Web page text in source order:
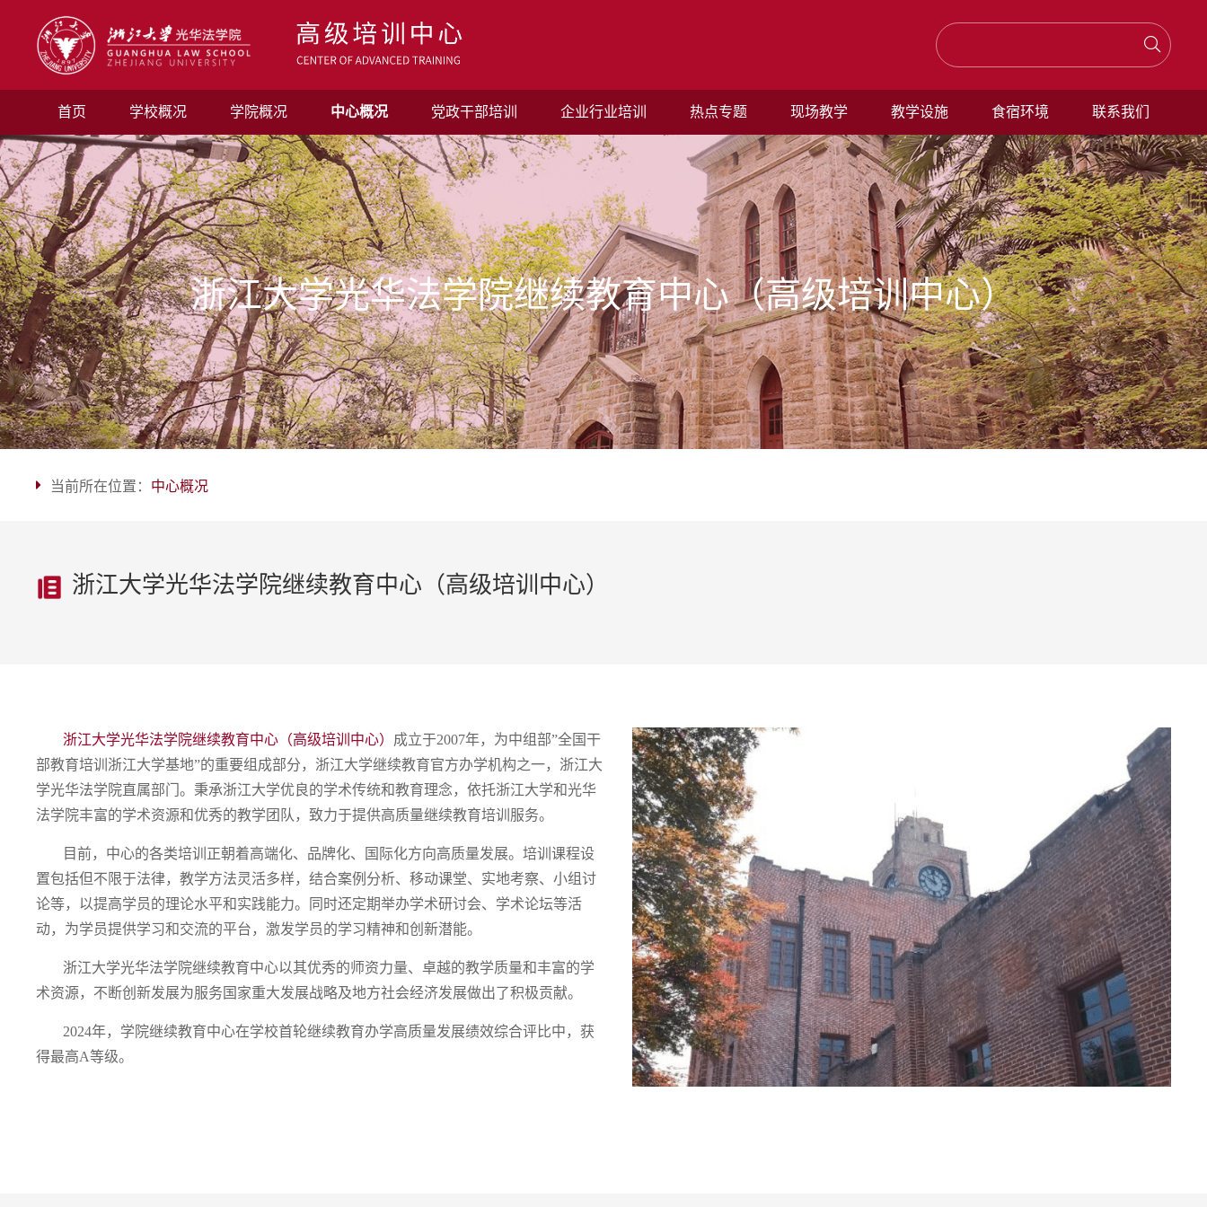
首页 学校概况 学院概况 中心概况 党政干部培训 企业行业培训 热点专题 现场教学 教学设施 食宿环境 联系我们
浙江大学光华法学院继续教育中心（高级培训中心）
当前所在位置： 中心概况
浙江大学光华法学院继续教育中心（高级培训中心）
浙江大学光华法学院继续教育中心（高级培训中心） 成立于2007年，为中组部”全国干
部教育培训浙江大学基地”的重要组成部分，浙江大学继续教育官方办学机构之一，浙江大
学光华法学院直属部门。秉承浙江大学优良的学术传统和教育理念，依托浙江大学和光华
法学院丰富的学术资源和优秀的教学团队，致力于提供高质量继续教育培训服务。
目前，中心的各类培训正朝着高端化、品牌化、国际化方向高质量发展。培训课程设
置包括但不限于法律，教学方法灵活多样，结合案例分析、移动课堂、实地考察、小组讨
论等，以提高学员的理论水平和实践能力。同时还定期举办学术研讨会、学术论坛等活
动，为学员提供学习和交流的平台，激发学员的学习精神和创新潜能。
浙江大学光华法学院继续教育中心以其优秀的师资力量、卓越的教学质量和丰富的学
术资源，不断创新发展为服务国家重大发展战略及地方社会经济发展做出了积极贡献。
2024年，学院继续教育中心在学校首轮继续教育办学高质量发展绩效综合评比中，获
得最高A等级。